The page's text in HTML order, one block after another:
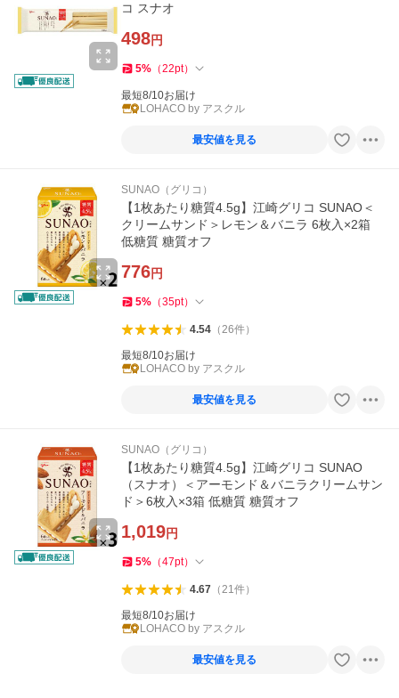
コ スナオ
498円
5% （22pt）
最短8/10お届け
LOHACO by アスクル
最安値を見る
SUNAO（グリコ）
【1枚あたり糖質4.5g】江崎グリコ SUNAO＜
クリームサンド＞レモン＆バニラ 6枚入×2箱
低糖質 糖質オフ
776円
5% （35pt）
4.54（26件）
最短8/10お届け
LOHACO by アスクル
最安値を見る
SUNAO（グリコ）
【1枚あたり糖質4.5g】江崎グリコ SUNAO
（スナオ）＜アーモンド＆バニラクリームサン
ド＞6枚入×3箱 低糖質 糖質オフ
1,019円
5% （47pt）
4.67（21件）
最短8/10お届け
LOHACO by アスクル
最安値を見る